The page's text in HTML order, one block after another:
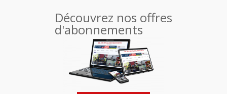
Découvrez nos offres
d'abonnements